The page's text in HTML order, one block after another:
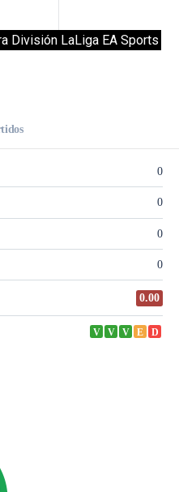
División LaLiga EA Sports